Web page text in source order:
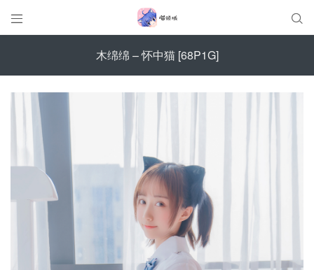
 
木绵绵 – 怀中猫 [68P1G]